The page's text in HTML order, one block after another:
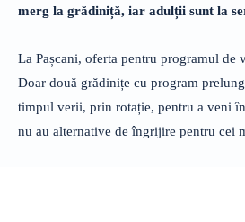
merg la grădiniță, iar adulții sunt la
La Pașcani, oferta pentru programul de
Doar două grădinițe cu program
timpul verii, prin rotație, pentru a veni
nu au alternative de îngrijire pentru cei